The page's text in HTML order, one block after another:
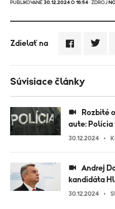
PUBLIKOVANÉ 30.12.2024 O 16:54 · ZDROJ
Zdielať na
Súvisiace články
aute: Polícia
30.12.2024
kandidáta
30.12.2024